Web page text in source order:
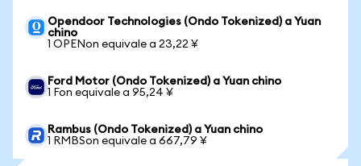
Opendoor Technologies (Ondo Tokenized) a Yuan
chino
1 OPENon equivale a 23,22 ¥
Ford Motor (Ondo Tokenized) a Yuan chino
1 Fon equivale a 95,24 ¥
Rambus (Ondo Tokenized) a Yuan chino
1 RMBSon equivale a 667,79 ¥